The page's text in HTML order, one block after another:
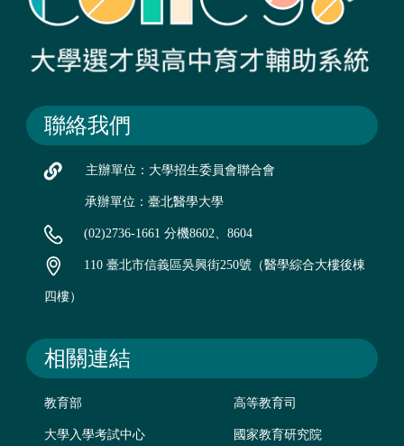
聯絡我們
主辦單位：大學招生委員會聯合會
承辦單位：臺北醫學大學
(02)2736-1661 分機8602、8604
110 臺北市信義區吳興街250號（醫學綜合大樓後棟
四樓）
相關連結
教育部 高等教育司
大學入學考試中心 國家教育研究院